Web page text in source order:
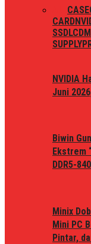
CASE
CARD
SSDLCD
SUPPLY
NVIDIA
Juni
Biwin
Ekstrem
DDR5-
Minix
Mini PC
Pintar,